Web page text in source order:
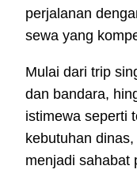
perjalanan
sewa yang
Mulai dari trip
dan bandara,
istimewa seperti
kebutuhan
menjadi sahabat